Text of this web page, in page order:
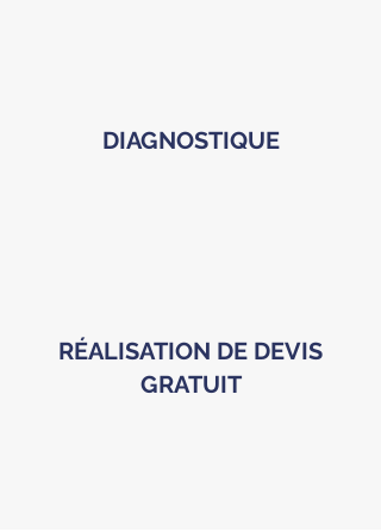
DIAGNOSTIQUE
RÉALISATION DE DEVIS
GRATUIT